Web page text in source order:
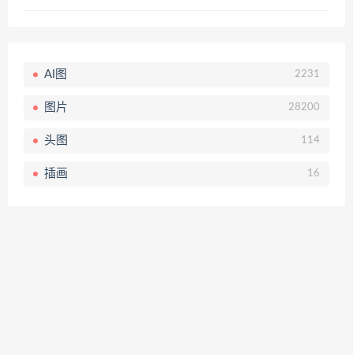
AI图 2231
图片 28200
头图 114
插画 16